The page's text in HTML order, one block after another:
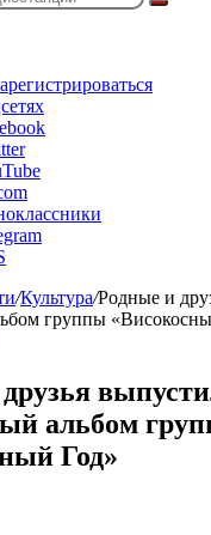
Поиск
/Культура/Родные и
группы
альбом
Год»